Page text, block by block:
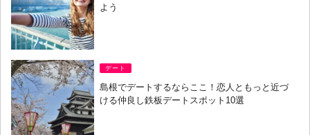
よう
デート
島根でデートするならここ！恋人ともっと近づ
ける仲良し鉄板デートスポット10選